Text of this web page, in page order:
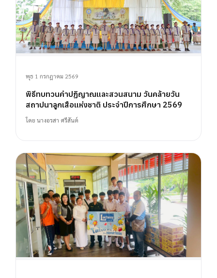
พุธ 1 กรกฎาคม 2569
พิธีทบทวนคำปฏิญาณและสวนสนาม วันคล้ายวัน
สถาปนาลูกเสือแห่งชาติ ประจำปีการศึกษา 2569
โดย นางอรสา ศรีสันต์